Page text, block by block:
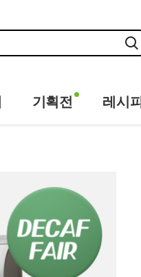
기획전 레시피